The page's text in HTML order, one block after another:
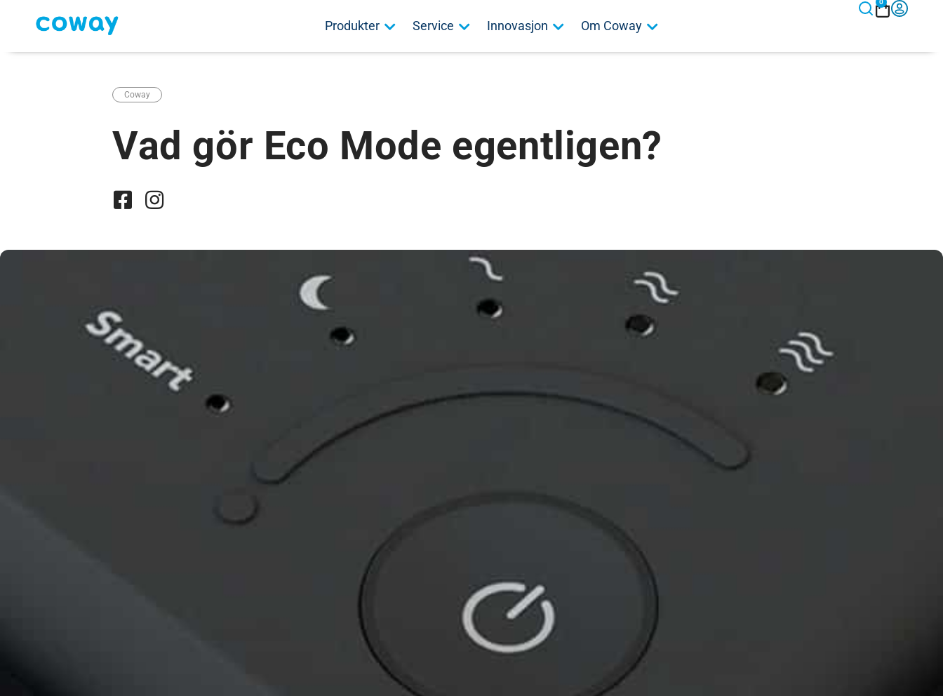
Produkter Service Innovasjon Om Coway
0
Coway
Vad gör Eco Mode egentligen?